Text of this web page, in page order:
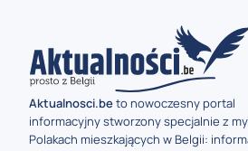
Aktualnosci.beto nowoczesny portal
informacyjny stworzony specjalnie z
Polakach mieszkających w Belgii: